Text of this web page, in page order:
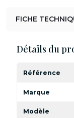
FICHE
Détails du
Référence
Marque
Modèle